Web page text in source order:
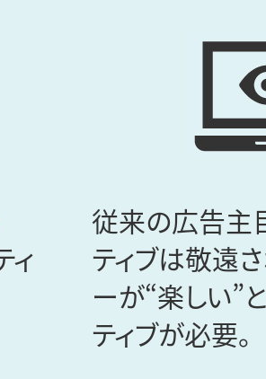
ィ
従来の広告主
ティブは敬遠
ーが“楽しい”
ティブが必要。